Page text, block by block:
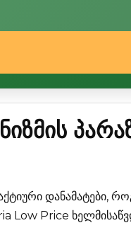
დანამატები,
Low Price